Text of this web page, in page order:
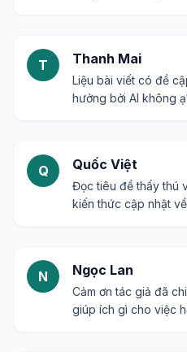
T Thanh Mai
Liệu bài viết có đề
hưởng bởi AI không
Q Quốc Việt
Đọc tiêu đề thấy thú
kiến thức cập nhật
N Ngọc Lan
Cảm ơn tác giả đã
giúp ích gì cho việc